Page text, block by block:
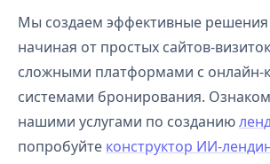
Мы создаем эффективные решения
начиная от простых сайтов-
сложными платформами с онлайн-
системами бронирования.
нашими услугами по созданию
попробуйте конструктор ИИ-